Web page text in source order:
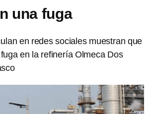
una fuga
en redes sociales muestran que
en la refinería Olmeca Dos